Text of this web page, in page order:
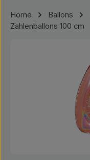
Home Ballons
Zahlenballons 100 cm